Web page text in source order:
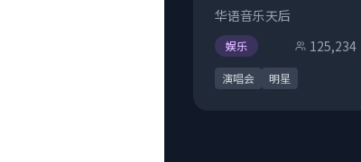
华语音乐天后
娱乐 125,234
演唱会 明星